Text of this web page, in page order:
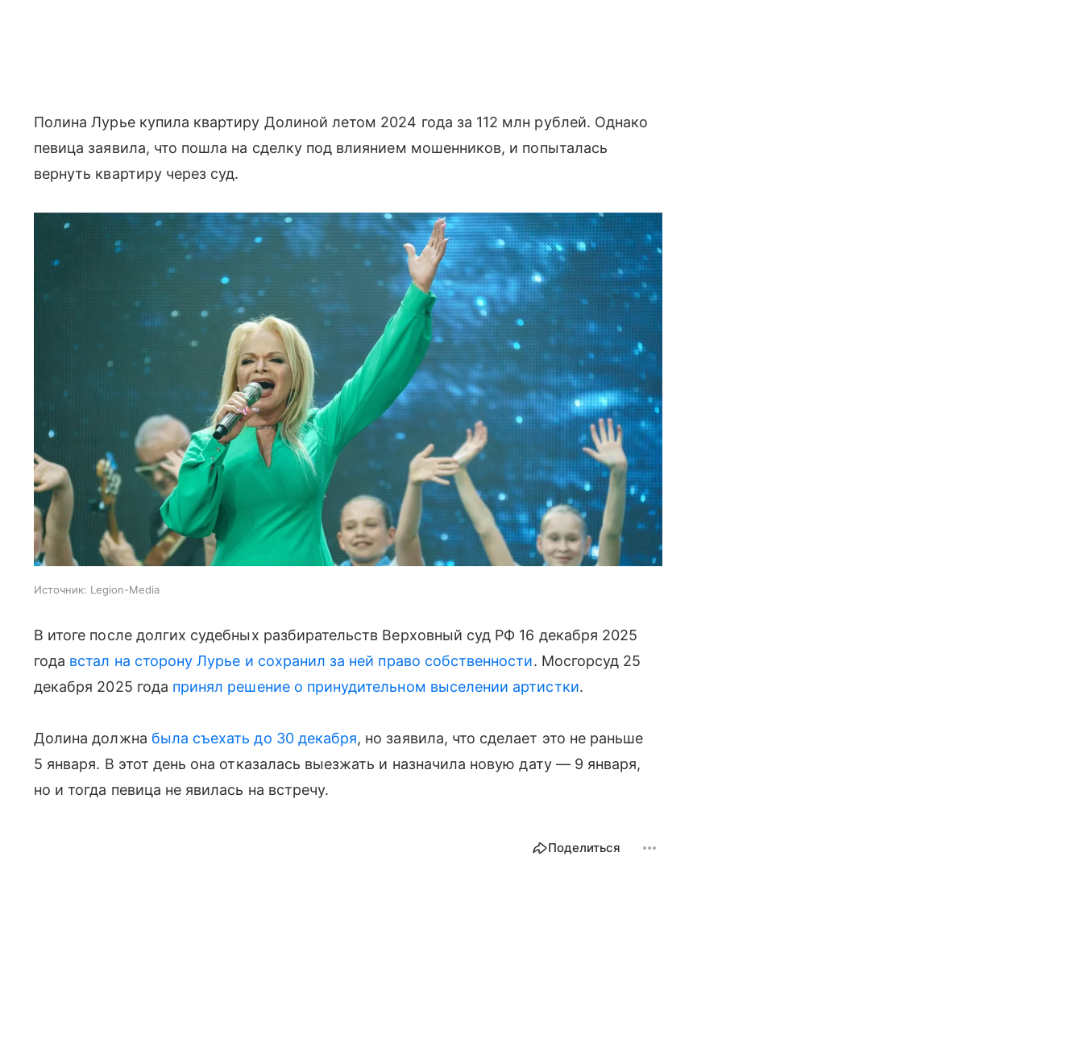
Полина Лурье купила квартиру Долиной летом 2024 года за 112 млн рублей. Однако
певица заявила, что пошла на сделку под влиянием мошенников, и попыталась
вернуть квартиру через суд.
Источник: Legion-Media
В итоге после долгих судебных разбирательств Верховный суд РФ 16 декабря 2025
года встал на сторону Лурье и сохранил за ней право собственности. Мосгорсуд 25
декабря 2025 года принял решение о принудительном выселении артистки.
Долина должна была съехать до 30 декабря, но заявила, что сделает это не раньше
5 января. В этот день она отказалась выезжать и назначила новую дату — 9 января,
но и тогда певица не явилась на встречу.
Поделиться